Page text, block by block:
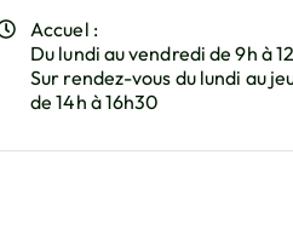
Accuel :
Du lundi au vendredi de 9h à
Sur rendez-vous du lundi au
de 14h à 16h30